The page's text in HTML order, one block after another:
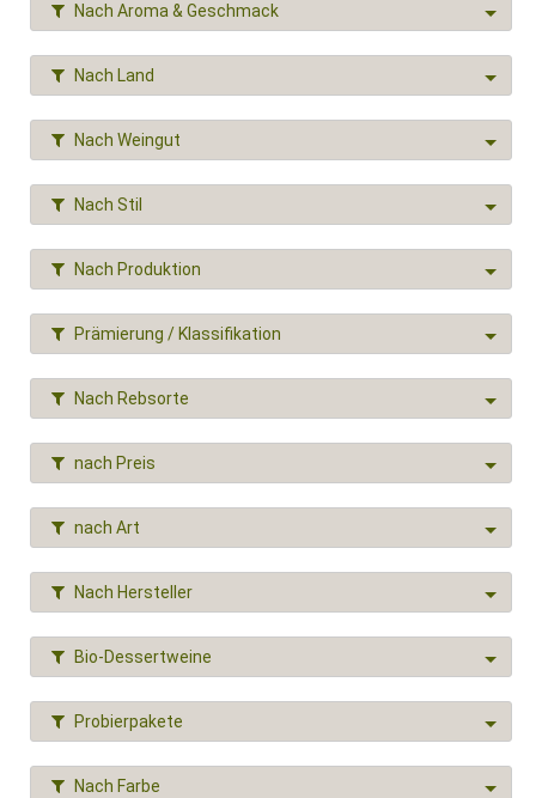
Nach Aroma & Geschmack
Nach Land
Nach Weingut
Nach Stil
Nach Produktion
Prämierung / Klassifikation
Nach Rebsorte
nach Preis
nach Art
Nach Hersteller
Bio-Dessertweine
Probierpakete
Nach Farbe